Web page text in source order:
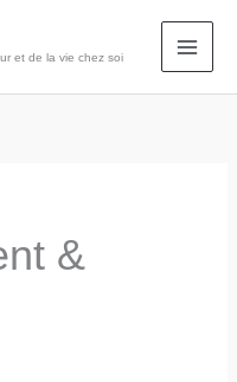
et de la vie chez soi
&